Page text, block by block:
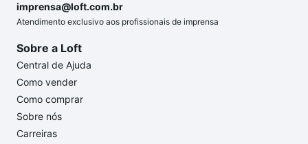
imprensa@loft.com.br
Atendimento exclusivo aos profissionais de imprensa
Sobre a Loft
Central de Ajuda
Como vender
Como comprar
Sobre nós
Carreiras